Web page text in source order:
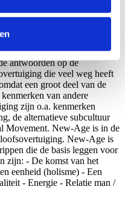
die uw gegevens
het antwoord op de
voor soort
houdt het in?’ Het antwoord
antwoorden op de
die veel weg heeft
een groot deel van de
van andere
zijn o.a. kenmerken
de alternatieve subcultuur
Movement. New-Age is in de
New-Age is
die de basis leggen voor
zijn: - De komst van het
eenheid (holisme) - Een
- Energie - Relatie man /